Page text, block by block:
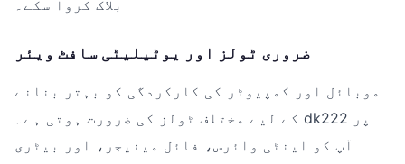
بلاک کروا سکے۔
ضروری ٹولز اور یوٹیلیٹی سافٹ ویئر
موبائل اور کمپیوٹر کی کارکردگی کو بہتر بنانے
کے لیے مختلف ٹولز کی ضرورت ہوتی ہے۔ dk222 پر
آپ کو اینٹی وائرس، فائل مینیجر، اور بیٹری